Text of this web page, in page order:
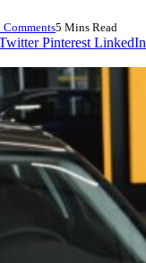
Comments5 Mins Read
Pinterest LinkedIn